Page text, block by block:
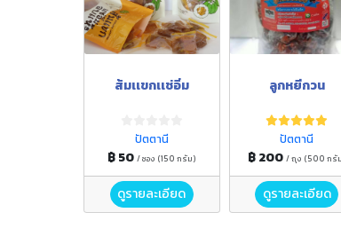
ส้มเเขกเเช่อิ่ม
ปัตตานี
฿ 50 / ซอง (150 กรัม)
ดูรายละเอียด
ลูกหยีกวน
ปัตตานี
฿ 200 / ถุง (500 กรั
ดูรายละเอียด